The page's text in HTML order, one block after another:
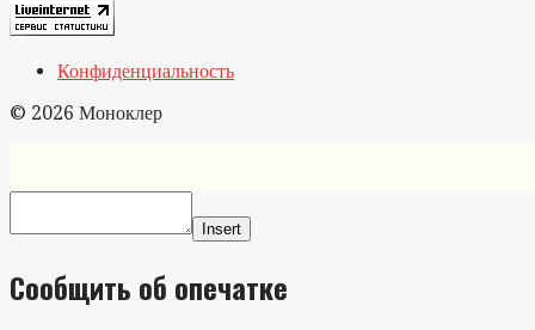
Конфиденциальность
© 2026 Моноклер
Insert
Сообщить об опечатке